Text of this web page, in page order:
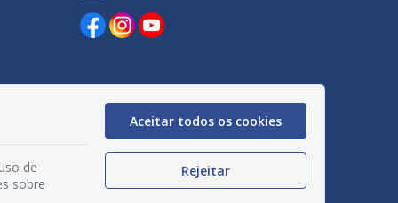
de
sobre
Aceitar todos os cookies
Rejeitar